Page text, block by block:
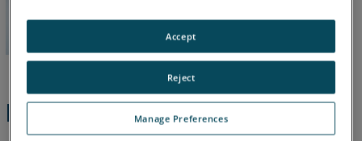
Etapas Rápidas
Manage Preferences
Reject
Accept